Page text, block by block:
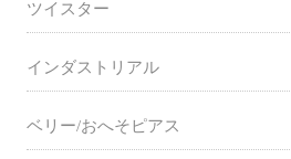
ツイスター
インダストリアル
ベリー/おへそピアス